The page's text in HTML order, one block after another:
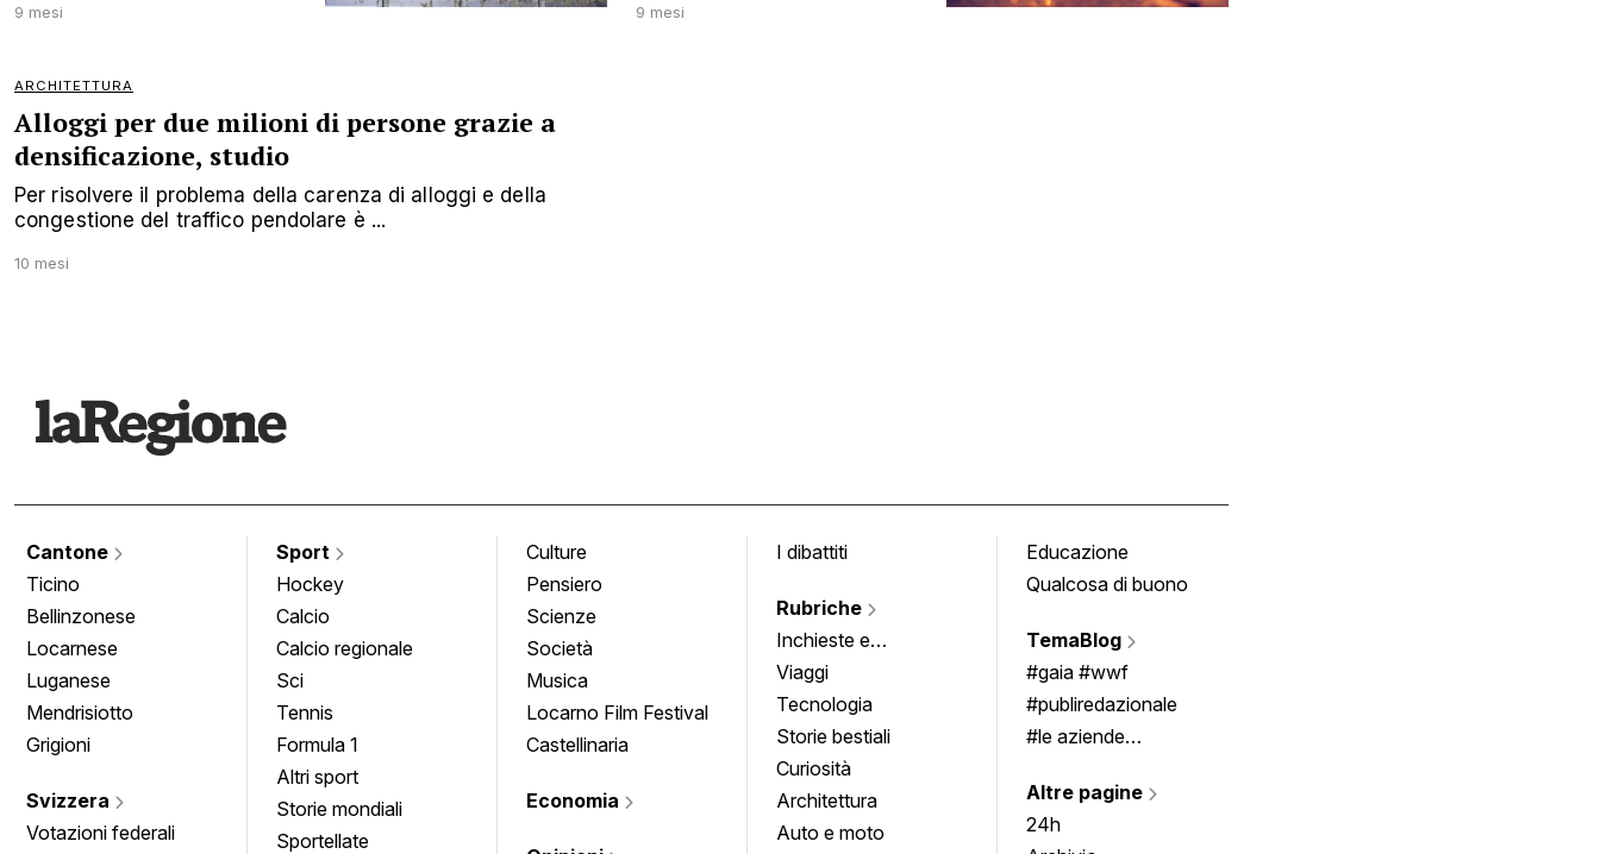
9 mesi 9 mesi
ARCHITETTURA
Alloggi per due milioni di persone grazie a
densificazione, studio
Per risolvere il problema della carenza di alloggi e della
congestione del traffico pendolare è ...
10 mesi
Cantone
Ticino
Bellinzonese
Locarnese
Luganese
Mendrisiotto
Grigioni
Svizzera
Votazioni federali
Sport
Hockey
Calcio
Calcio regionale
Sci
Tennis
Formula 1
Altri sport
Storie mondiali
Sportellate
Culture
Pensiero
Scienze
Società
Musica
Locarno Film Festival
Castellinaria
Economia
I dibattiti
Rubriche
Inchieste e
approfondimenti
Viaggi
Tecnologia
Storie bestiali
Curiosità
Architettura
Auto e moto
Educazione
Qualcosa di buono
TemaBlog
#gaia #wwf
#publiredazionale
#le aziende
Altre pagine
24h